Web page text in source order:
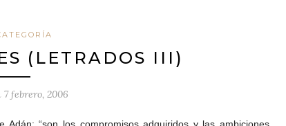
(LETRADOS III)
7 febrero, 2006